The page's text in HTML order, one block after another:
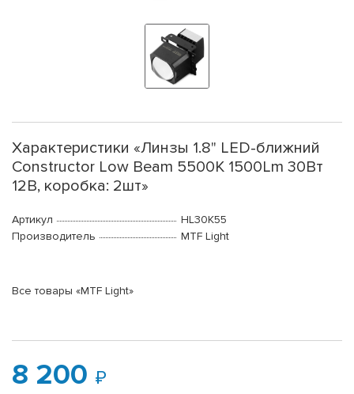
Характеристики «Линзы 1.8" LED-ближний
Constructor Low Beam 5500K 1500Lm 30Вт
12В, коробка: 2шт»
Артикул
HL30K55
Производитель
MTF Light
Все товары «MTF Light»
8 200